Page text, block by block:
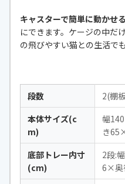
キャスターで簡単に動かせ
にできます。ケージの中だ
の飛びやすい猫との生活で
段数
2(棚
本体サイズ(c
m)
幅
き
底部トレー内寸
(cm)
2段:
6×奥